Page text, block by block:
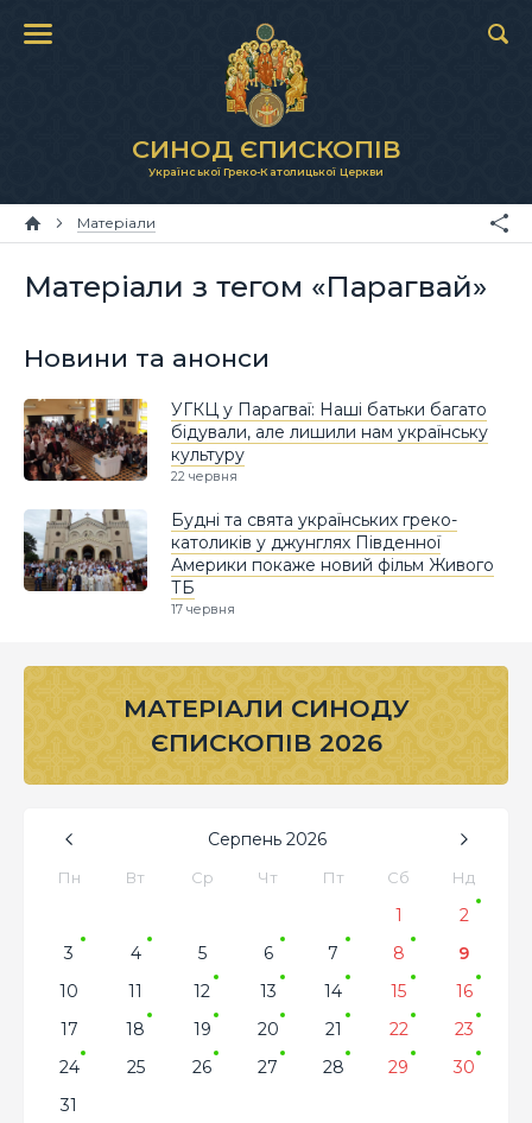
СИНОД ЄПИСКОПІВ
Української Греко-Католицької Церкви
Матеріали
Матеріали з тегом «Парагвай»
Новини та анонси
УГКЦ у Парагваї: Наші батьки багато
бідували, але лишили нам українську
культуру
22 червня
Будні та свята українських греко-
католиків у джунглях Південної
Америки покаже новий фільм Живого
ТБ
17 червня
МАТЕРІАЛИ СИНОДУ
ЄПИСКОПІВ 2026
Серпень 2026
Пн Вт Ср Чт Пт Сб Нд
1
2
3
4 5 6 7 8
9
10
11 12 13 14 15
16
17
18 19 20 21 22
23
24
25 26 27 28 29
30
31